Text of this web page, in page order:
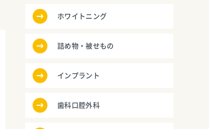
ホワイトニング
詰め物・被せもの
インプラント
歯科口腔外科